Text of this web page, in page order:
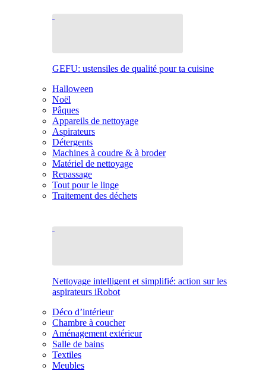
GEFU: ustensiles de qualité pour ta cuisine
Halloween
Noël
Pâques
Appareils de nettoyage
Aspirateurs
Détergents
Machines à coudre & à broder
Matériel de nettoyage
Repassage
Tout pour le linge
Traitement des déchets
Nettoyage intelligent et simplifié: action sur les
aspirateurs iRobot
Déco d’intérieur
Chambre à coucher
Aménagement extérieur
Salle de bains
Textiles
Meubles